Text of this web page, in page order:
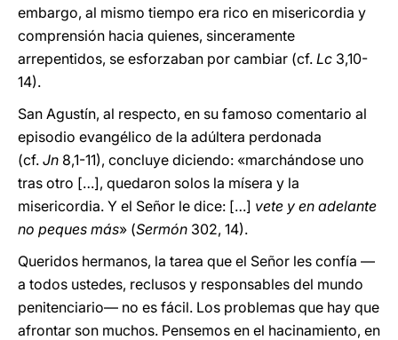
embargo, al mismo tiempo era rico en misericordia y
comprensión hacia quienes, sinceramente
arrepentidos, se esforzaban por cambiar (cf. Lc 3,10-
14).
San Agustín, al respecto, en su famoso comentario al
episodio evangélico de la adúltera perdonada
(cf. Jn 8,1-11), concluye diciendo: «marchándose uno
tras otro […], quedaron solos la mísera y la
misericordia. Y el Señor le dice: […] vete y en adelante
no peques más» (Sermón 302, 14).
Queridos hermanos, la tarea que el Señor les confía —
a todos ustedes, reclusos y responsables del mundo
penitenciario— no es fácil. Los problemas que hay que
afrontar son muchos. Pensemos en el hacinamiento, en